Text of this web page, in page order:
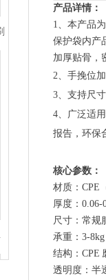
产品详情：
1、本产品
保护袋内产
加厚贴骨，
2、手挽位
3、支持尺
4、广泛适
报告，环保
核心参数：
材质：CPE
厚度：0.06-
尺寸：常规
承重：3-
结构：CPE
透明度：半